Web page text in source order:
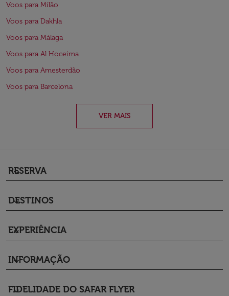
Voos para Milão
Voos para Dakhla
Voos para Málaga
Voos para Al Hoceima
Voos para Amesterdão
Voos para Barcelona
VER MAIS
RESERVA
keyboard_arrow_down
DESTINOS
keyboard_arrow_down
EXPERIÊNCIA
keyboard_arrow_down
INFORMAÇÃO
keyboard_arrow_down
FIDELIDADE DO SAFAR FLYER
keyboard_arrow_down